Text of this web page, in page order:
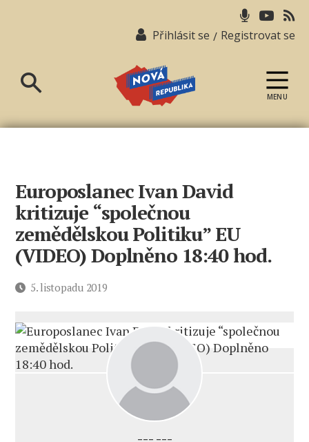
Přihlásit se / Registrovat se
republika
MENU
Europoslanec Ivan David
kritizuje “společnou
zemědělskou Politiku” EU
(VIDEO) Doplněno 18:40 hod.
Datum5. listopadu 2019
--- ---